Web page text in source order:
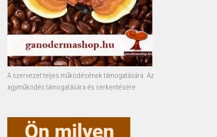
A szervezet teljes működésének támogatására. Az
agyműködés támogatására és serkentésére.